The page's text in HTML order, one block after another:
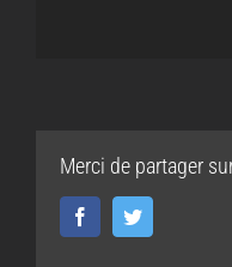
Merci de partager
FacebookTwitter